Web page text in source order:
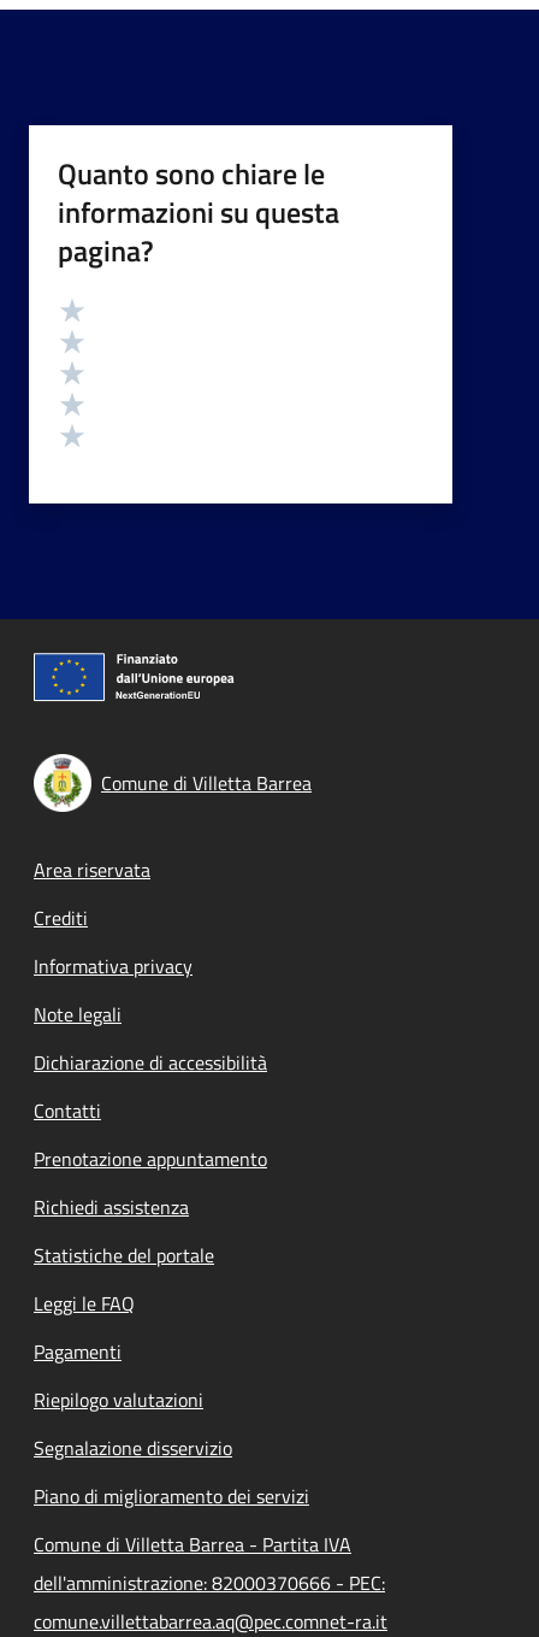
Quanto sono chiare le
informazioni su questa
pagina?
Valutazione
Comune di Villetta Barrea
Footer menu
Area riservata
Crediti
Informativa privacy
Note legali
Dichiarazione di accessibilità
Contatti
Prenotazione appuntamento
Richiedi assistenza
Statistiche del portale
Leggi le FAQ
Pagamenti
Riepilogo valutazioni
Segnalazione disservizio
Piano di miglioramento dei servizi
Comune di Villetta Barrea - Partita IVA
dell'amministrazione: 82000370666 - PEC:
comune.villettabarrea.aq@pec.comnet-ra.it